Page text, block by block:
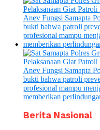
Berita Nasional